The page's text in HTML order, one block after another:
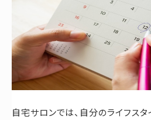
自宅サロンでは、自分のライフス